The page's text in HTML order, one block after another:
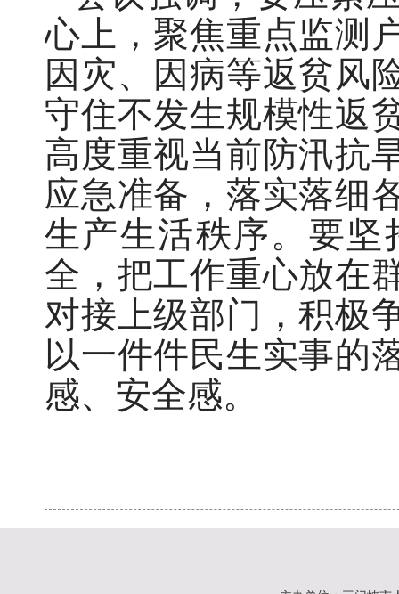
心上，聚焦重点监测
因灾、因病等返贫风
守住不发生规模性返
高度重视当前防汛抗
应急准备，落实落细
生产生活秩序。要
全，把工作重心放在
对接上级部门，积极
以一件件民生实事的
感、安全感。